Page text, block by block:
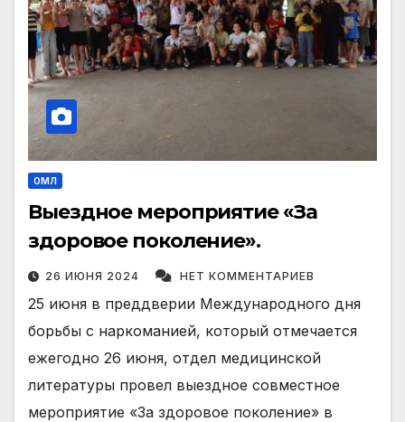
ОМЛ
Выездное мероприятие «За
здоровое поколение».
26 ИЮНЯ 2024 НЕТ КОММЕНТАРИЕВ
25 июня в преддверии Международного дня
борьбы с наркоманией, который отмечается
ежегодно 26 июня, отдел медицинской
литературы провел выездное совместное
мероприятие «За здоровое поколение» в